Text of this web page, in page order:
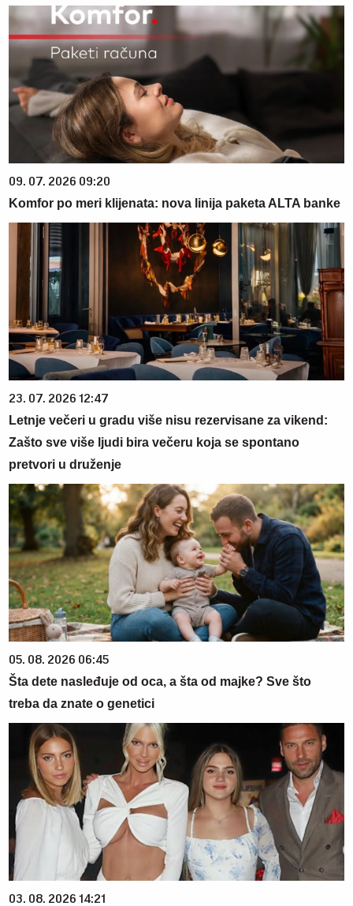
09. 07. 2026 09:20
Komfor po meri klijenata: nova linija paketa ALTA banke
23. 07. 2026 12:47
Letnje večeri u gradu više nisu rezervisane za vikend:
Zašto sve više ljudi bira večeru koja se spontano
pretvori u druženje
05. 08. 2026 06:45
Šta dete nasleđuje od oca, a šta od majke? Sve što
treba da znate o genetici
03. 08. 2026 14:21